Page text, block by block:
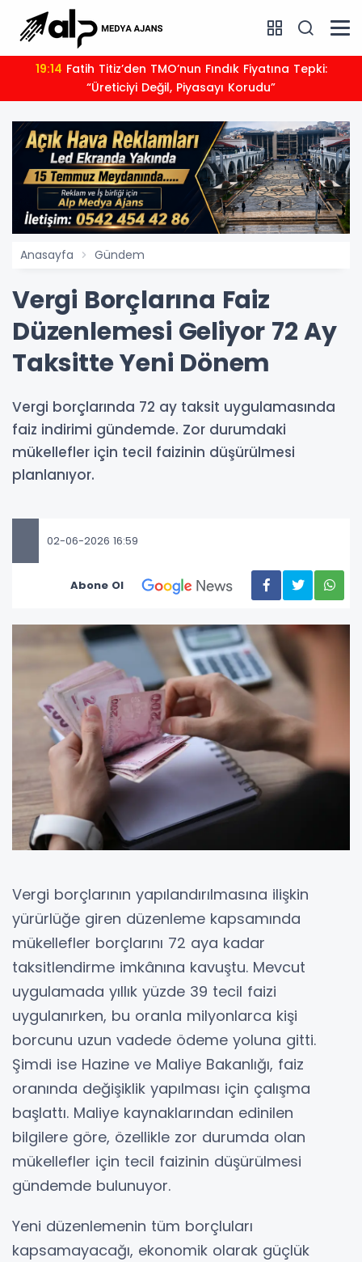
19:14
“Üreticiyi Değil, Piyasayı Korudu”
Anasayfa Gündem
Vergi Borçlarına Faiz
Düzenlemesi Geliyor 72 Ay
Taksitte Yeni Dönem
Vergi borçlarında 72 ay taksit uygulamasında
faiz indirimi gündemde. Zor durumdaki
mükellefler için tecil faizinin düşürülmesi
planlanıyor.
02-06-2026 16:59
Abone Ol
Vergi borçlarının yapılandırılmasına ilişkin
yürürlüğe giren düzenleme kapsamında
mükellefler borçlarını 72 aya kadar
taksitlendirme imkânına kavuştu. Mevcut
uygulamada yıllık yüzde 39 tecil faizi
uygulanırken, bu oranla milyonlarca kişi
borcunu uzun vadede ödeme yoluna gitti.
Şimdi ise Hazine ve Maliye Bakanlığı, faiz
oranında değişiklik yapılması için çalışma
başlattı. Maliye kaynaklarından edinilen
bilgilere göre, özellikle zor durumda olan
mükellefler için tecil faizinin düşürülmesi
gündemde bulunuyor.
Yeni düzenlemenin tüm borçluları
kapsamayacağı, ekonomik olarak güçlük